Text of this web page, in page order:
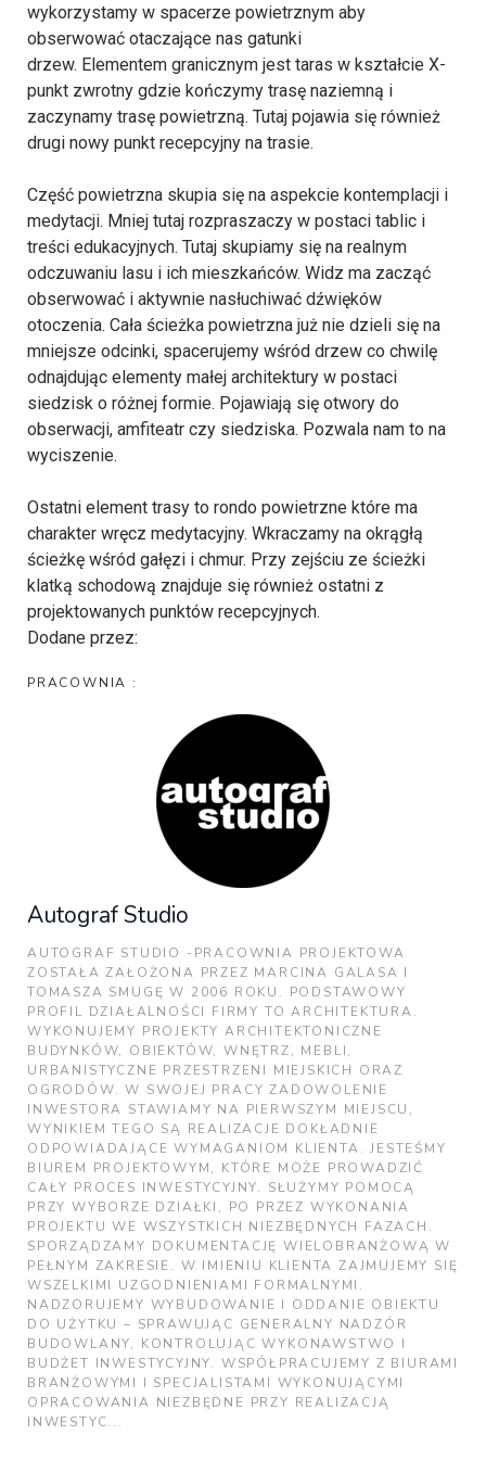
wykorzystamy w spacerze powietrznym aby
obserwować otaczające nas gatunki
drzew. Elementem granicznym jest taras w kształcie X-
punkt zwrotny gdzie kończymy trasę naziemną i
zaczynamy trasę powietrzną. Tutaj pojawia się również
drugi nowy punkt recepcyjny na trasie.
Część powietrzna skupia się na aspekcie kontemplacji i
medytacji. Mniej tutaj rozpraszaczy w postaci tablic i
treści edukacyjnych. Tutaj skupiamy się na realnym
odczuwaniu lasu i ich mieszkańców. Widz ma zacząć
obserwować i aktywnie nasłuchiwać dźwięków
otoczenia. Cała ścieżka powietrzna już nie dzieli się na
mniejsze odcinki, spacerujemy wśród drzew co chwilę
odnajdując elementy małej architektury w postaci
siedzisk o różnej formie. Pojawiają się otwory do
obserwacji, amfiteatr czy siedziska. Pozwala nam to na
wyciszenie.
Ostatni element trasy to rondo powietrzne które ma
charakter wręcz medytacyjny. Wkraczamy na okrągłą
ścieżkę wśród gałęzi i chmur. Przy zejściu ze ścieżki
klatką schodową znajduje się również ostatni z
projektowanych punktów recepcyjnych.
Dodane przez:
PRACOWNIA :
Autograf Studio
AUTOGRAF STUDIO -PRACOWNIA PROJEKTOWA
ZOSTAŁA ZAŁOŻONA PRZEZ MARCINA GALASA I
TOMASZA SMUGĘ W 2006 ROKU. PODSTAWOWY
PROFIL DZIAŁALNOŚCI FIRMY TO ARCHITEKTURA.
WYKONUJEMY PROJEKTY ARCHITEKTONICZNE
BUDYNKÓW, OBIEKTÓW, WNĘTRZ, MEBLI,
URBANISTYCZNE PRZESTRZENI MIEJSKICH ORAZ
OGRODÓW. W SWOJEJ PRACY ZADOWOLENIE
INWESTORA STAWIAMY NA PIERWSZYM MIEJSCU,
WYNIKIEM TEGO SĄ REALIZACJE DOKŁADNIE
ODPOWIADAJĄCE WYMAGANIOM KLIENTA. JESTEŚMY
BIUREM PROJEKTOWYM, KTÓRE MOŻE PROWADZIĆ
CAŁY PROCES INWESTYCYJNY. SŁUŻYMY POMOCĄ
PRZY WYBORZE DZIAŁKI, PO PRZEZ WYKONANIA
PROJEKTU WE WSZYSTKICH NIEZBĘDNYCH FAZACH.
SPORZĄDZAMY DOKUMENTACJĘ WIELOBRANŻOWĄ W
PEŁNYM ZAKRESIE. W IMIENIU KLIENTA ZAJMUJEMY SIĘ
WSZELKIMI UZGODNIENIAMI FORMALNYMI.
NADZORUJEMY WYBUDOWANIE I ODDANIE OBIEKTU
DO UŻYTKU – SPRAWUJĄC GENERALNY NADZÓR
BUDOWLANY, KONTROLUJĄC WYKONAWSTWO I
BUDŻET INWESTYCYJNY. WSPÓŁPRACUJEMY Z BIURAMI
BRANŻOWYMI I SPECJALISTAMI WYKONUJĄCYMI
OPRACOWANIA NIEZBĘDNE PRZY REALIZACJĄ
INWESTYC...